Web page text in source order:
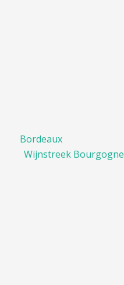
Bordeaux
Wijnstreek Bourgogne